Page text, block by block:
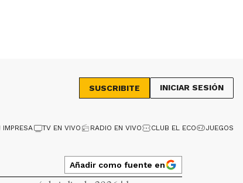
SUSCRIBITE INICIAR SESIÓN
IMPRESA TV EN VIVO RADIO EN VIVO CLUB EL ECO JUEGOS
Añadir como fuente en